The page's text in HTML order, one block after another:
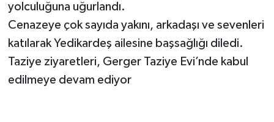
yolculuğuna uğurlandı.
Cenazeye çok sayıda yakını, arkadaşı ve sevenleri
katılarak Yedikardeş ailesine başsağlığı diledi.
Taziye ziyaretleri, Gerger Taziye Evi’nde kabul
edilmeye devam ediyor